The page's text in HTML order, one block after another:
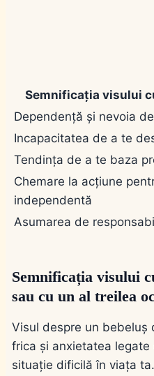
Semnificația visului
Dependență și nevoia
Incapacitatea de a te
Tendința de a te baza
Chemare la acțiune
independentă
Asumarea de
Semnificația visului
sau cu un al treilea
Visul despre un bebeluș
frica și anxietatea
situație dificilă în viața